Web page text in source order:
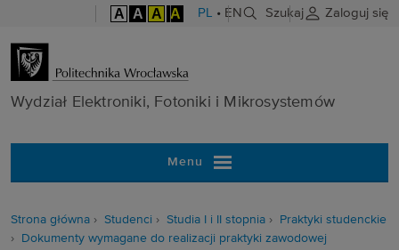
A A A A PL • EN Szukaj Zaloguj się
Wydział
Wydział Elektroniki, Fotoniki i Mikrosystemów
Menu
Strona główna Studenci Studia I i II stopnia
Praktyki studenckie
Dokumenty wymagane do realizacji praktyki zawodowej